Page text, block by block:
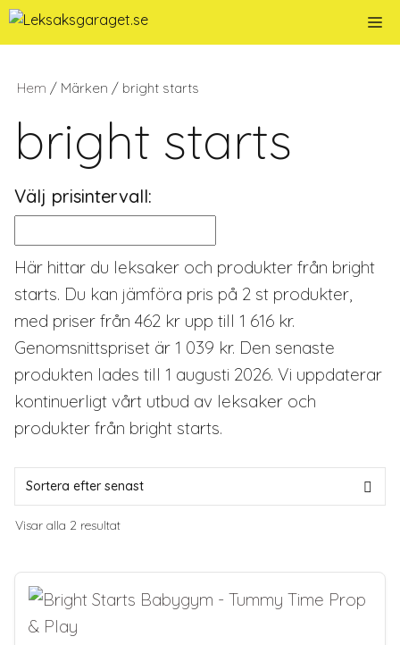
Hoppa
till
Hem / Märken / bright starts
bright starts
Välj prisintervall:
Här hittar du leksaker och produkter från bright
starts. Du kan jämföra pris på 2 st produkter,
med priser från 462 kr upp till 1 616 kr.
Genomsnittspriset är 1 039 kr. Den senaste
produkten lades till 1 augusti 2026. Vi uppdaterar
kontinuerligt vårt utbud av leksaker och
produkter från bright starts.
Visar alla 2 resultatSortera